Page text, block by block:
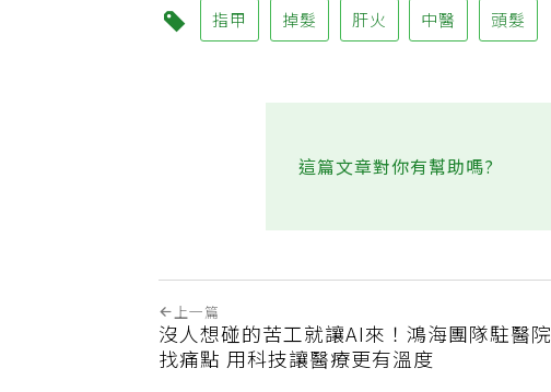
指甲 掉髮 肝火 中醫 頭髮
這篇文章對你有幫助嗎?
上一篇
沒人想碰的苦工就讓AI來！鴻海團隊駐醫院
找痛點 用科技讓醫療更有溫度